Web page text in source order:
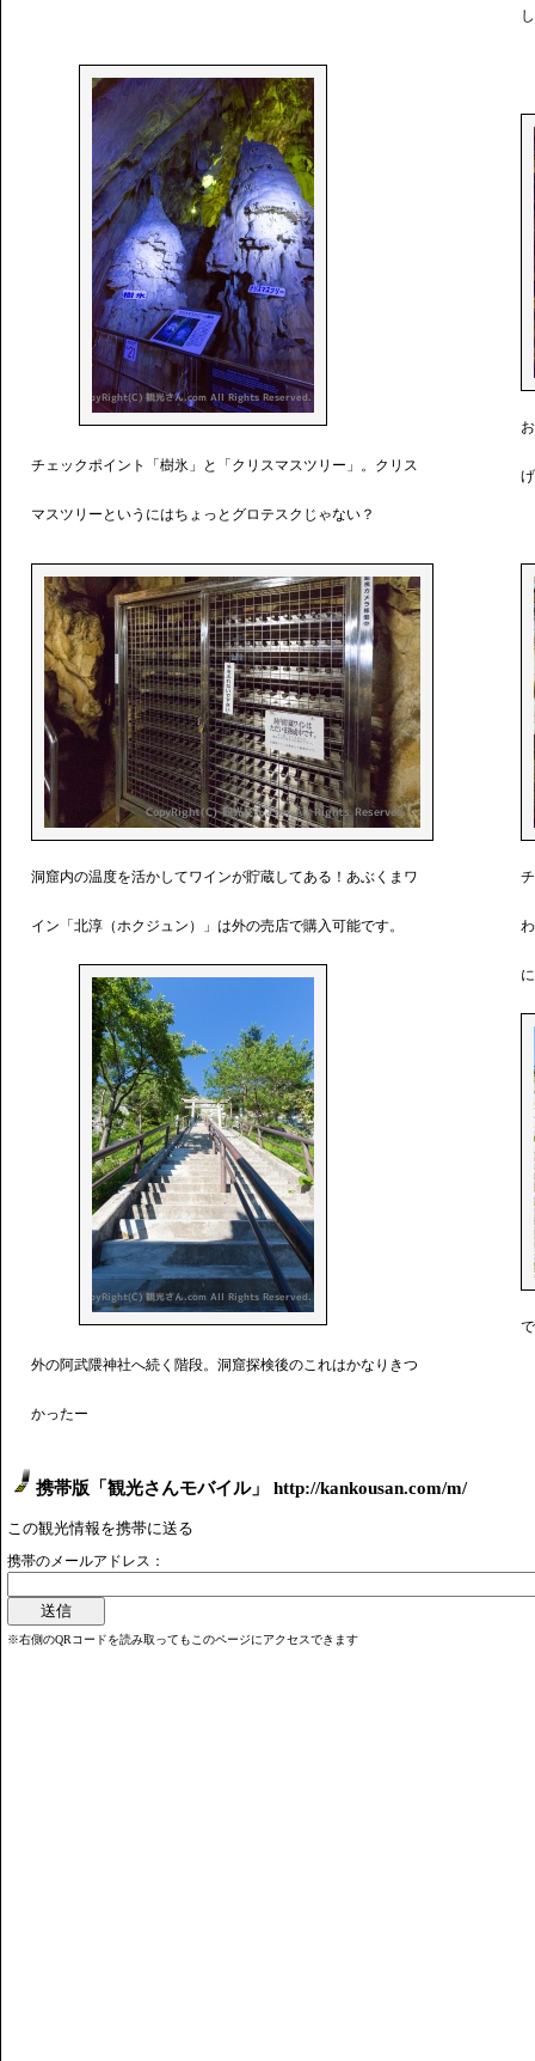
チェックポイント「樹氷」と「クリスマスツリー」。クリス
マスツリーというにはちょっとグロテスクじゃない？
洞窟内の温度を活かしてワインが貯蔵してある！あぶくまワ
イン「北淳（ホクジュン）」は外の売店で購入可能です。
外の阿武隈神社へ続く階段。洞窟探検後のこれはかなりきつ
かったー
携帯版「観光さんモバイル」 http://kankousan.com/m/
この観光情報を携帯に送る
携帯のメールアドレス：
※右側のQRコードを読み取ってもこのページにアクセスできます